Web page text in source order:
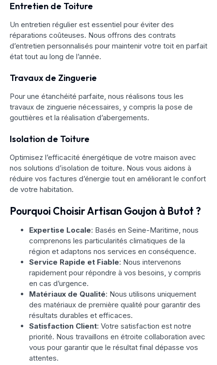
Entretien de Toiture
Un entretien régulier est essentiel pour éviter des
réparations coûteuses. Nous offrons des contrats
d’entretien personnalisés pour maintenir votre toit en parfait
état tout au long de l’année.
Travaux de Zinguerie
Pour une étanchéité parfaite, nous réalisons tous les
travaux de zinguerie nécessaires, y compris la pose de
gouttières et la réalisation d’abergements.
Isolation de Toiture
Optimisez l’efficacité énergétique de votre maison avec
nos solutions d’isolation de toiture. Nous vous aidons à
réduire vos factures d’énergie tout en améliorant le confort
de votre habitation.
Pourquoi Choisir Artisan Goujon à Butot ?
Expertise Locale: Basés en Seine-Maritime, nous
comprenons les particularités climatiques de la
région et adaptons nos services en conséquence.
Service Rapide et Fiable: Nous intervenons
rapidement pour répondre à vos besoins, y compris
en cas d’urgence.
Matériaux de Qualité: Nous utilisons uniquement
des matériaux de première qualité pour garantir des
résultats durables et efficaces.
Satisfaction Client: Votre satisfaction est notre
priorité. Nous travaillons en étroite collaboration avec
vous pour garantir que le résultat final dépasse vos
attentes.